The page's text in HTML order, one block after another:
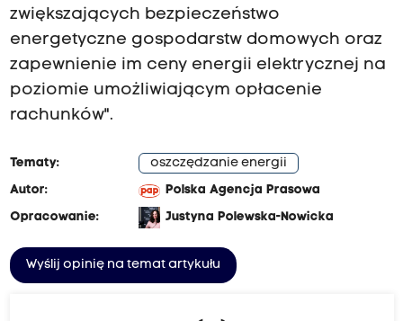
zwiększających bezpieczeństwo
energetyczne gospodarstw domowych oraz
zapewnienie im ceny energii elektrycznej na
poziomie umożliwiającym opłacenie
rachunków".
Tematy:
oszczędzanie energii
Autor:
Polska Agencja Prasowa
Opracowanie:
Justyna Polewska-Nowicka
Wyślij opinię na temat artykułu